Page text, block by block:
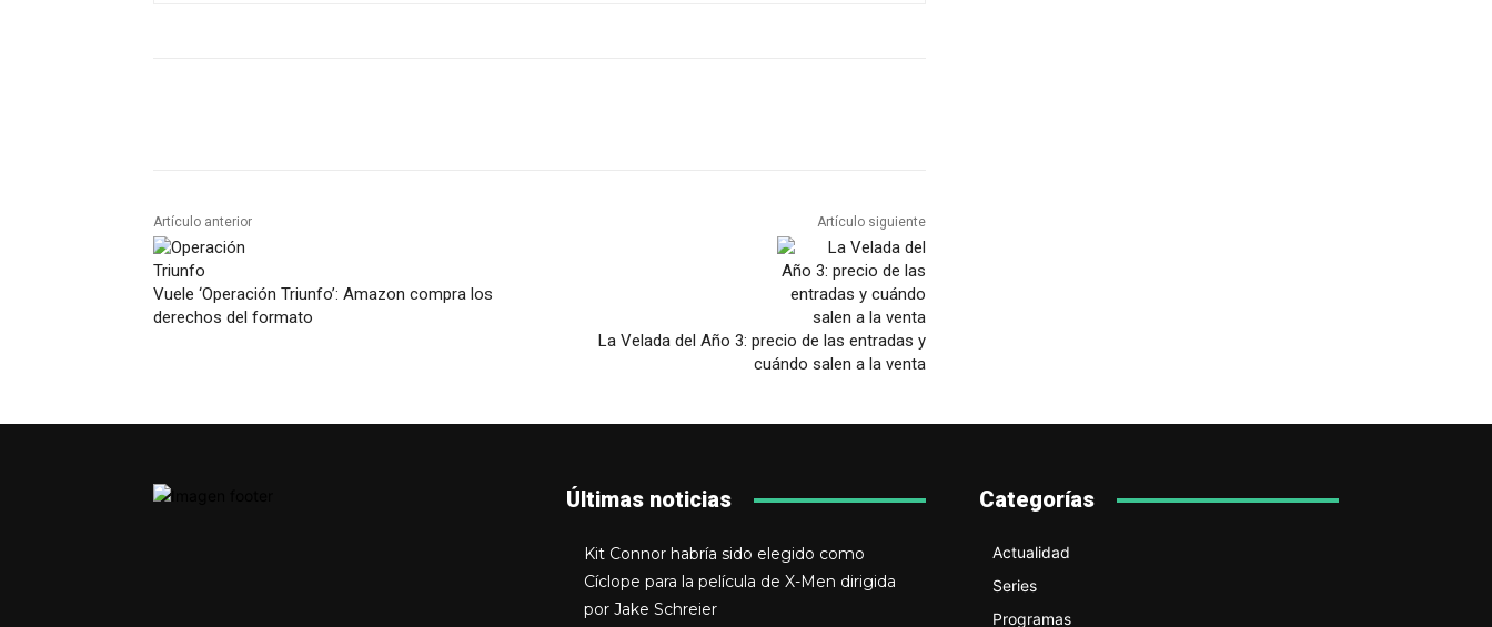
Artículo anterior
Vuele ‘Operación Triunfo’: Amazon compra los
derechos del formato
Artículo siguiente
La Velada del Año 3: precio de las entradas y
cuándo salen a la venta
Últimas noticias
Kit Connor habría sido elegido como
Cíclope para la película de X-Men dirigida
por Jake Schreier
Categorías
Actualidad
Series
Programas